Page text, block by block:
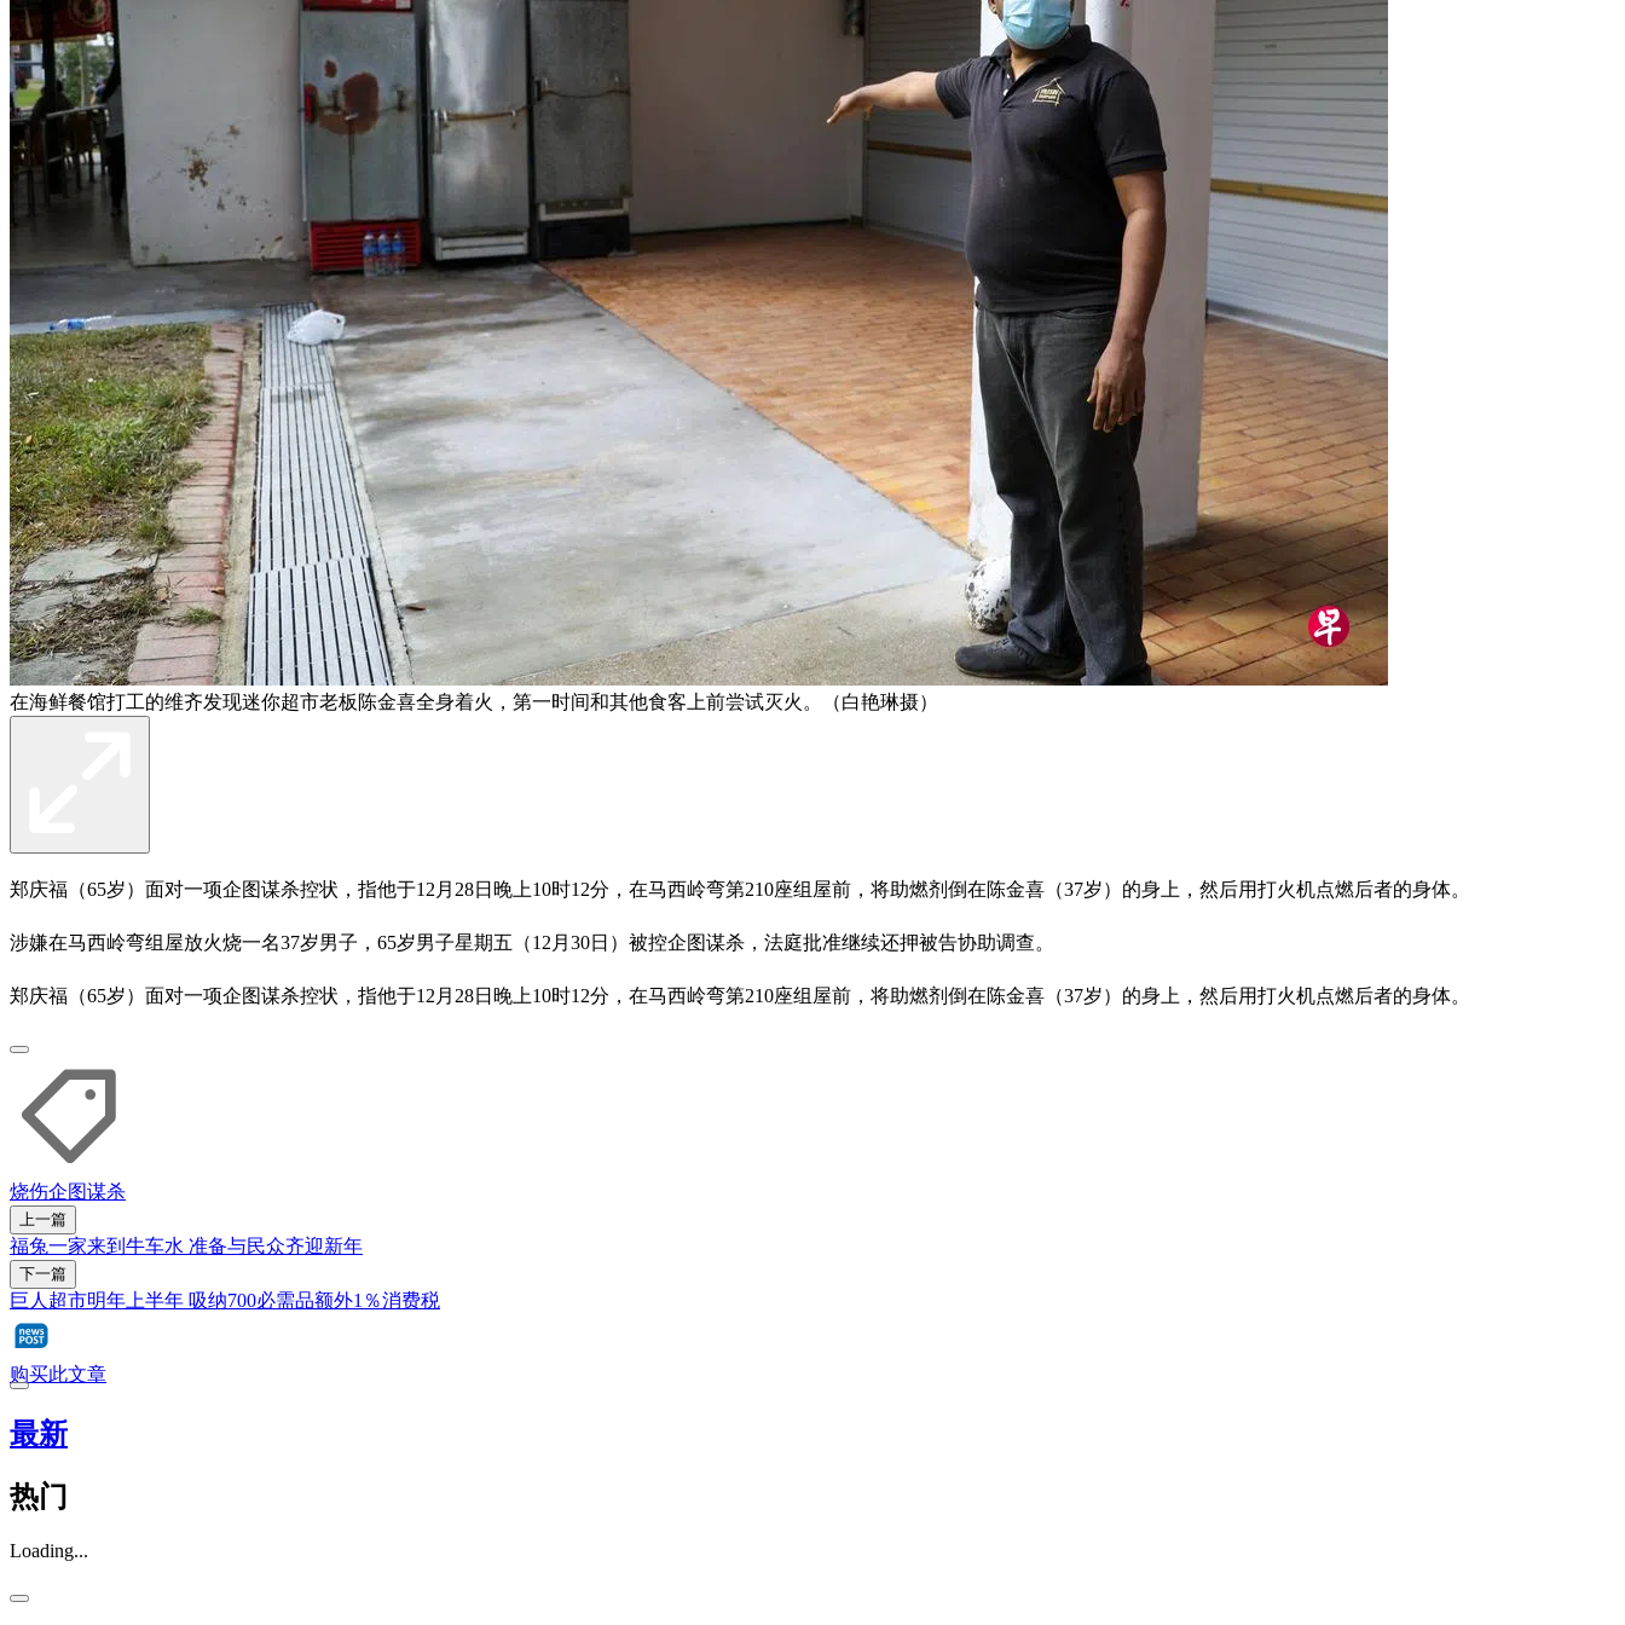
在海鲜餐馆打工的维齐发现迷你超市老板陈金喜全身着火，第一时间和其他食客上前尝试灭火。（白艳琳摄）
郑庆福（65岁）面对一项企图谋杀控状，指他于12月28日晚上10时12分，在马西岭弯第210座组屋前，将助燃剂倒在陈金喜（37岁）的身上，然后用打火机点燃后者的身体。
涉嫌在马西岭弯组屋放火烧一名37岁男子，65岁男子星期五（12月30日）被控企图谋杀，法庭批准继续还押被告协助调查。
郑庆福（65岁）面对一项企图谋杀控状，指他于12月28日晚上10时12分，在马西岭弯第210座组屋前，将助燃剂倒在陈金喜（37岁）的身上，然后用打火机点燃后者的身体。
烧伤企图谋杀
上一篇
福兔一家来到牛车水 准备与民众齐迎新年
下一篇
巨人超市明年上半年 吸纳700必需品额外1％消费税
购买此文章
最新
热门
Loading...